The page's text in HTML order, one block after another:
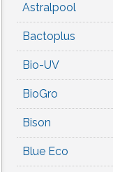
Astralpool
Bactoplus
Bio-UV
BioGro
Bison
Blue Eco